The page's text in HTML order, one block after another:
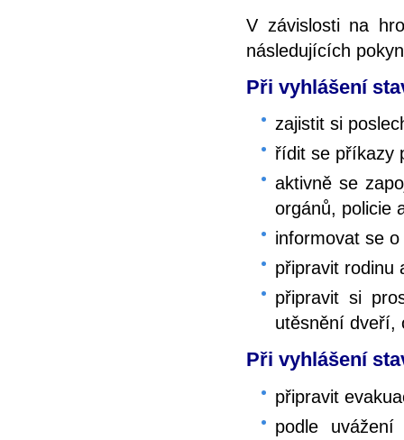
V závislosti na
následujících
Při vyhlášení
zajistit si
řídit se příkazy
aktivně se
orgánů, policie
informovat se
připravit rodinu
připravit si
utěsnění dveří,
Při vyhlášení
připravit
podle